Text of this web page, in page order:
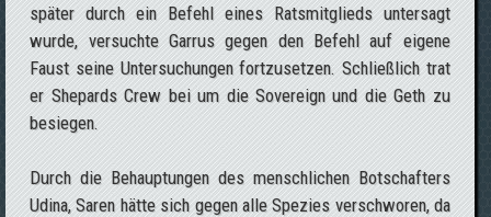
später durch ein Befehl eines Ratsmitglieds untersagt
wurde, versuchte Garrus gegen den Befehl auf eigene
Faust seine Untersuchungen fortzusetzen. Schließlich trat
er Shepards Crew bei um die Sovereign und die Geth zu
besiegen.
Durch die Behauptungen des menschlichen Botschafters
Udina, Saren hätte sich gegen alle Spezies verschworen, da